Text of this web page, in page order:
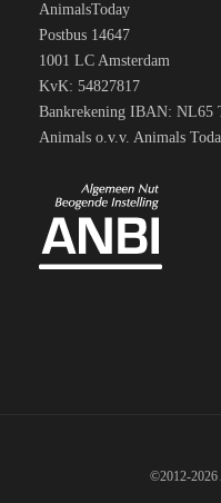
AnimalsToday
Postbus 14647
1001 LC Amsterdam
KvK: 54827817
Bankrekening IBAN: NL65
Animals o.v.v. Animals
©2012-